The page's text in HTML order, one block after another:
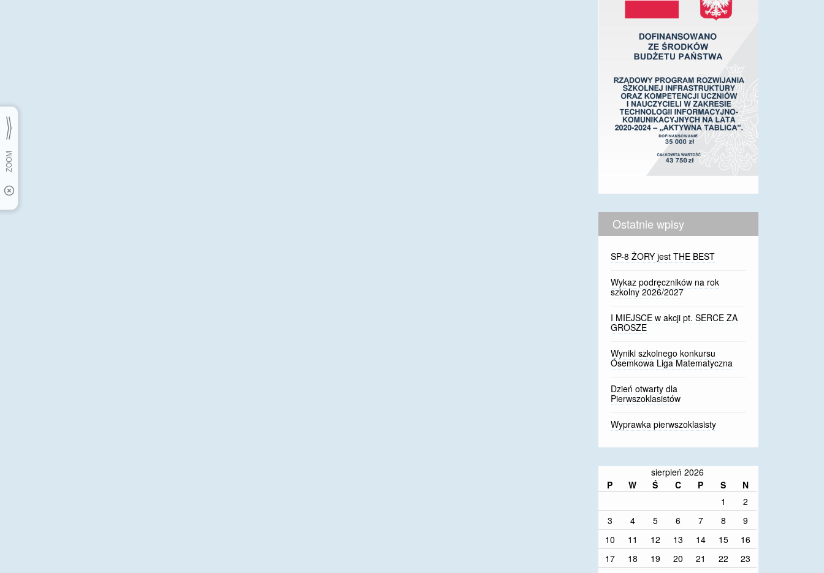
Ostatnie wpisy
SP-8 ŻORY jest THE BEST
Wykaz podręczników na rok
szkolny 2026/2027
I MIEJSCE w akcji pt. SERCE ZA
GROSZE
Wyniki szkolnego konkursu
Ósemkowa Liga Matematyczna
Dzień otwarty dla
Pierwszoklasistów
Wyprawka pierwszoklasisty
sierpień 2026
P
W Ś C P S
N
1
2
3
4 5 6 7 8
9
10
11 12 13 14 15
16
17
18 19 20 21 22
23